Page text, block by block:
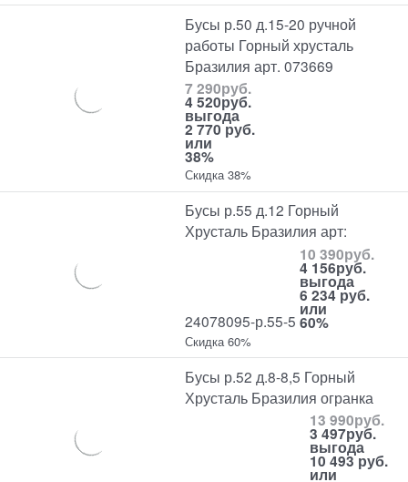
Бусы р.50 д.15-20 ручной
работы Горный хрусталь
Бразилия арт. 073669
7 290руб.
4 520руб.
выгода
2 770 руб.
или
38%
Скидка 38%
Бусы р.55 д.12 Горный
Хрусталь Бразилия арт:
24078095-р.55-5
10 390руб.
4 156руб.
выгода
6 234 руб.
или
60%
Скидка 60%
Бусы р.52 д.8-8,5 Горный
Хрусталь Бразилия огранка
13 990руб.
3 497руб.
выгода
10 493 руб.
или